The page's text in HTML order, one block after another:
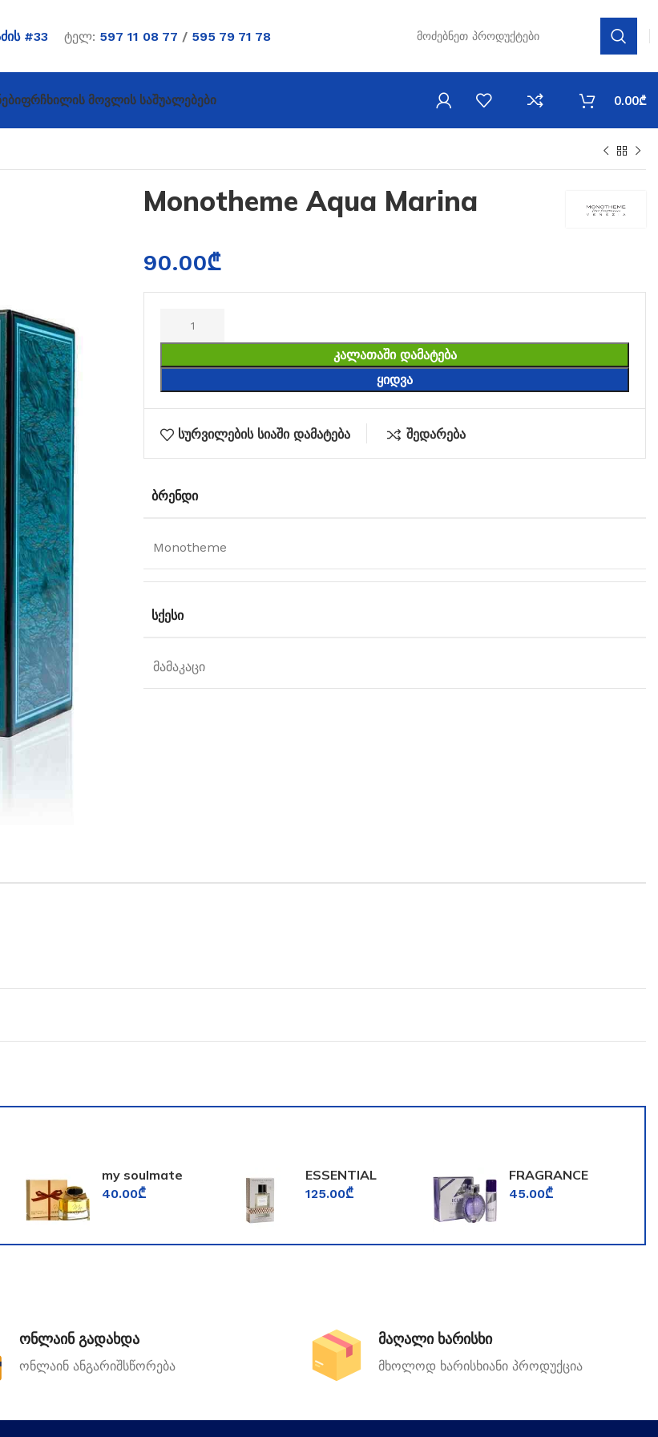
#33 ტელ: 597 11 08 77 / 595 79 71 78
Ფრჩხილის Მოვლის Საშუალებები 0.00₾
Monotheme Aqua Marina
90.00₾
ᲙᲐᲚᲐᲗᲐᲨᲘ ᲓᲐᲛᲐᲢᲔᲑᲐ
ᲧᲘᲓᲕᲐ
სურვილების სიაში დამატება შედარება
ᲑᲠᲔᲜᲓᲘ
Monotheme
ᲡᲥᲔᲡᲘ
მამაკაცი
my soulmate
fragrance world
40.00₾
ESSENTIAL
PARFUMS BOIS
IMPERIAL
125.00₾
FRAGRANCE
WORLD ECLAT
LA VIOLETTE
45.00₾
ონლაინ გადახდა
ონლაინ ანგარიშსწორება
მაღალი ხარისხი
მხოლოდ ხარისხიანი პროდუქცია